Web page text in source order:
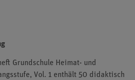
Grundschule Heimat- und
Vol. 1 enthält 50 didaktisch